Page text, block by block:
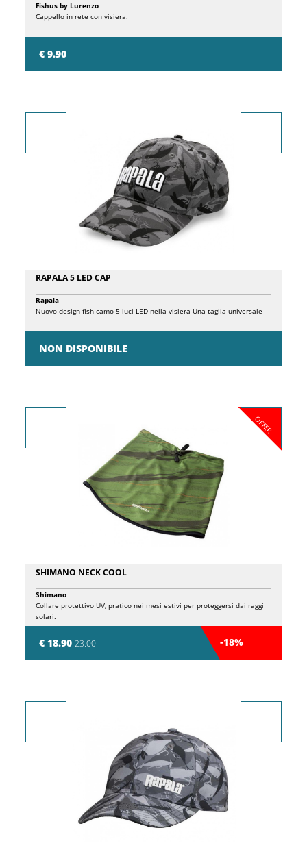
€ 9.90
Fishus by Lurenzo
Cappello in rete con visiera.
RAPALA 5 LED CAP
NON DISPONIBILE
Rapala
Nuovo design fish-camo 5 luci LED nella visiera Una taglia universale
OFFER
SHIMANO NECK COOL
€ 18.9023.00 -18%
Shimano
Collare protettivo UV, pratico nei mesi estivi per proteggersi dai raggi
solari.